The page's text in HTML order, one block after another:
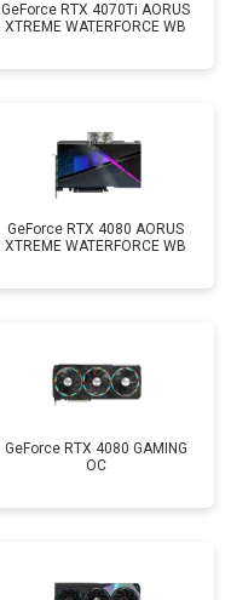
GeForce RTX 4070Ti AORUS
XTREME WATERFORCE WB
GeForce RTX 4080 AORUS
XTREME WATERFORCE WB
GeForce RTX 4080 GAMING
OC